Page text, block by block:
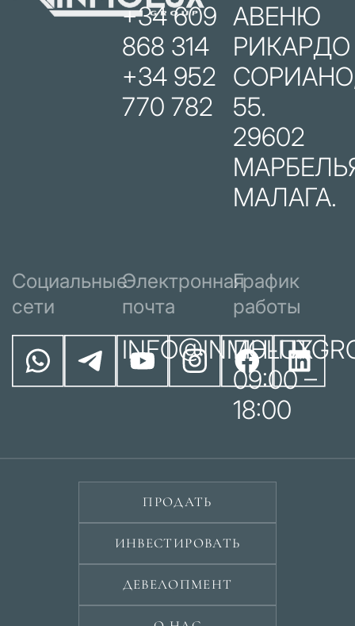
+34 609
868 314
+34 952
770 782
АВЕНЮ
РИКАРДО
55.
29602
МАЛАГА.
Социальные
сети
Электронная
почта
График
работы
ПН-ПТ
09:00 –
18:00
ПРОДАТЬ
ИНВЕСТИРОВАТЬ
ДЕВЕЛОПМЕНТ